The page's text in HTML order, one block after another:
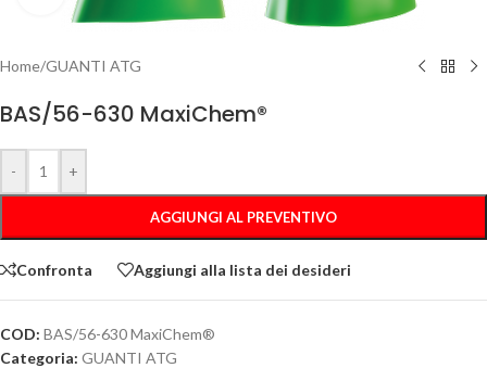
Home/GUANTI ATG
BAS/56-630 MaxiChem®
- +
AGGIUNGI AL PREVENTIVO
Confronta Aggiungi alla lista dei desideri
COD: BAS/56-630 MaxiChem®
Categoria: GUANTI ATG